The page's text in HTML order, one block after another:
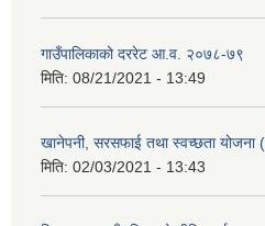
गाउँपालिकाको दररेट आ.व. २०७८-७९
मिति: 08/21/2021 - 13:49
खानेपनी, सरसफाई तथा स्वच्छता
मिति: 02/03/2021 - 13:43